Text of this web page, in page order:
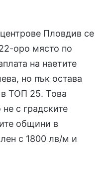
Пловдив се
оро място по
на наетите
но пък остава
в ТОП 25. Това
с градските
общини в
с 1800 лв/м и